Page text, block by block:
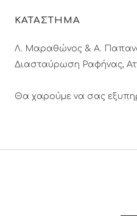
ΚΑΤΑΣΤΗΜΑ
Λ. Μαραθώνος & A.
Διασταύρωση Ραφήνας,
Θα χαρούμε να σας